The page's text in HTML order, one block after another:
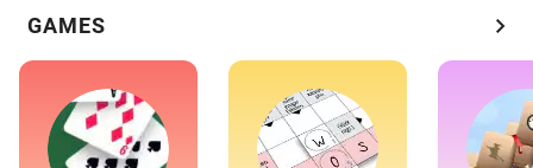
GAMES chevron_right